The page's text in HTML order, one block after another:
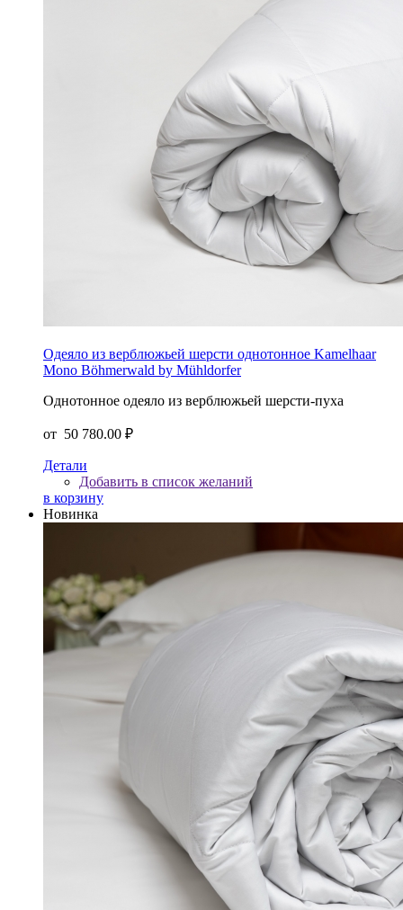
Одеяло из верблюжьей шерсти однотонное Kamelhaar
Mono Böhmerwald by Mühldorfer
Однотонное одеяло из верблюжьей шерсти-пуха
от 50 780.00 ₽
Детали
Добавить в список желаний
в корзину
Новинка